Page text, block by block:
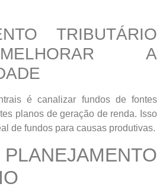
TRIBUTÁRIO
A
é canalizar fundos de fontes
planos de geração de renda. Isso
de fundos para causas produtivas.